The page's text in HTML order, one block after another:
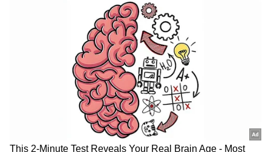
Getty
ಗಿಲ್ ಜತೆ ಜೈಸ್ವಾಲ್ ಓಪನ್ನರ್?
ಯಶಸ್ವಿ ಜೈಸ್ವಾಲ್ ಏಕದಿನ ಮಾದರಿಯಲ್ಲಿ ಭಾರತ ತಂಡದಲ್ಲಿ